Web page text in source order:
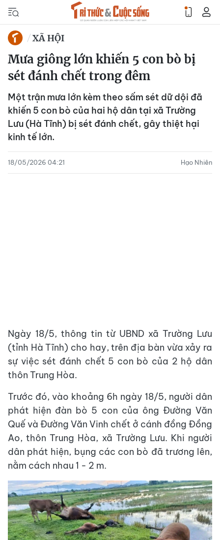
XÃ HỘI
Mưa giông lớn khiến 5 con bò bị
sét đánh chết trong đêm
Một trận mưa lớn kèm theo sấm sét dữ dội đã
khiến 5 con bò của hai hộ dân tại xã Trường
Lưu (Hà Tĩnh) bị sét đánh chết, gây thiệt hại
kinh tế lớn.
18/05/2026 04:21 Hạo Nhiên
Ngày 18/5, thông tin từ UBND xã Trường Lưu
(tỉnh Hà Tĩnh) cho hay, trên địa bàn vừa xảy ra
sự việc sét đánh chết 5 con bò của 2 hộ dân
thôn Trung Hòa.
Trước đó, vào khoảng 6h ngày 18/5, người dân
phát hiện đàn bò 5 con của ông Đường Văn
Quế và Đường Văn Vinh chết ở cánh đồng Đồng
Ao, thôn Trung Hòa, xã Trường Lưu. Khi người
dân phát hiện, bụng các con bò đã trương lên,
nằm cách nhau 1 - 2 m.